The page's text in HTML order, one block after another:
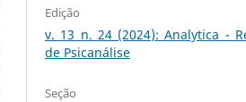
Edição
v. 13 n. 24 (2024): Analytica -
de Psicanálise
Seção